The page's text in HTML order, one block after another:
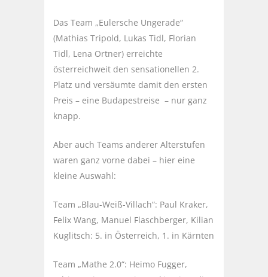
Das Team „Eulersche Ungerade“
(Mathias Tripold, Lukas Tidl, Florian
Tidl, Lena Ortner) erreichte
österreichweit den sensationellen 2.
Platz und versäumte damit den ersten
Preis – eine Budapestreise – nur ganz
knapp.
Aber auch Teams anderer Alterstufen
waren ganz vorne dabei – hier eine
kleine Auswahl:
Team „Blau-Weiß-Villach“: Paul Kraker,
Felix Wang, Manuel Flaschberger, Kilian
Kuglitsch: 5. in Österreich, 1. in Kärnten
Team „Mathe 2.0“: Heimo Fugger,